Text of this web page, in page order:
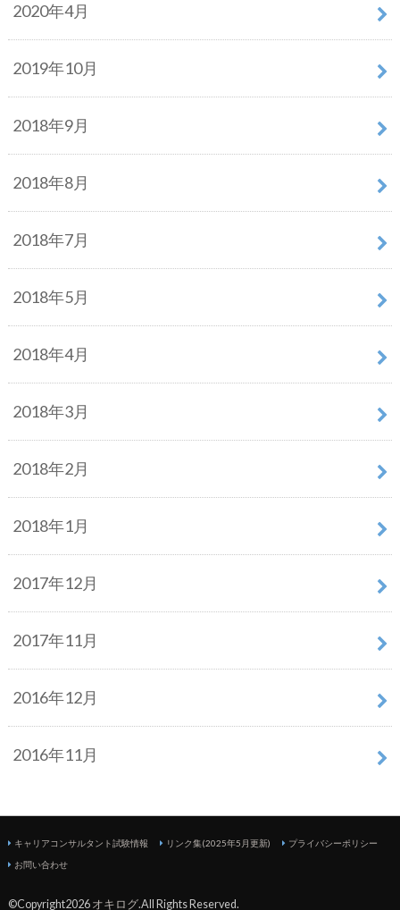
2020年4月
2019年10月
2018年9月
2018年8月
2018年7月
2018年5月
2018年4月
2018年3月
2018年2月
2018年1月
2017年12月
2017年11月
2016年12月
2016年11月
キャリアコンサルタント試験情報 リンク集(2025年5月更新)
プライバシーポリシー
お問い合わせ
©Copyright2026 オキログ.All Rights Reserved.